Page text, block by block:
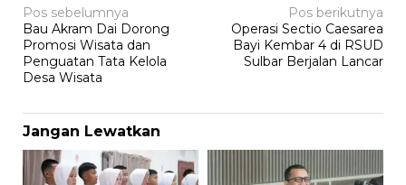
Navigasi
pos
Pos sebelumnya
Bau Akram Dai Dorong
Promosi Wisata dan
Penguatan Tata Kelola
Desa Wisata
Pos berikutnya
Operasi Sectio Caesarea
Bayi Kembar 4 di RSUD
Sulbar Berjalan Lancar
Jangan Lewatkan